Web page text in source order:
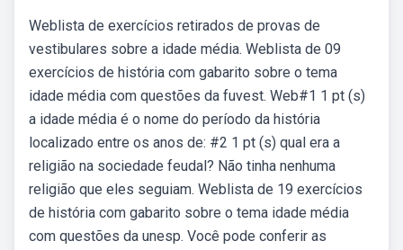
Weblista de exercícios retirados de provas de
vestibulares sobre a idade média. Weblista de 09
exercícios de história com gabarito sobre o tema
idade média com questões da fuvest. Web#1 1 pt (s)
a idade média é o nome do período da história
localizado entre os anos de: #2 1 pt (s) qual era a
religião na sociedade feudal? Não tinha nenhuma
religião que eles seguiam. Weblista de 19 exercícios
de história com gabarito sobre o tema idade média
com questões da unesp. Você pode conferir as